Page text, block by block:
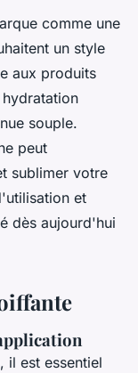
comme une
un style
aux produits
souple.
peut
sublimer votre
et
dès aujourd'hui
, il est essentiel